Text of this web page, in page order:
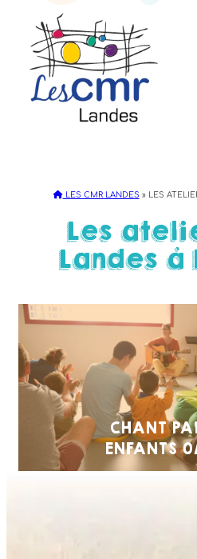
contenu
LES CMR LANDES » LES
Les
Landes à
CHANT
ENFANTS